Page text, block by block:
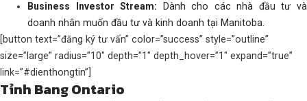
Business Investor Stream: Dành cho các nhà đầu tư và
doanh nhân muốn đầu tư và kinh doanh tại Manitoba.
[button text=”đăng ký tư vấn” color=”success” style=”outline”
size=”large” radius=”10″ depth=”1″ depth_hover=”1″ expand=”true”
link=”#dienthongtin”]
Tỉnh Bang Ontario